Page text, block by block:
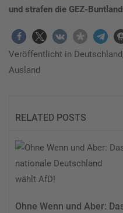
und strafen die GEZ-
Veröffentlicht in Deutschland
Ausland
RELATED POSTS
Ohne Wenn und Aber: